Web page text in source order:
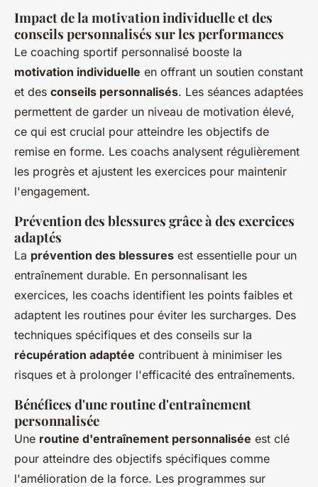
Impact de la motivation individuelle et des
conseils personnalisés sur les performances
Le coaching sportif personnalisé booste la
motivation individuelle en offrant un soutien constant
et des conseils personnalisés. Les séances adaptées
permettent de garder un niveau de motivation élevé,
ce qui est crucial pour atteindre les objectifs de
remise en forme. Les coachs analysent régulièrement
les progrès et ajustent les exercices pour maintenir
l'engagement.
Prévention des blessures grâce à des exercices
adaptés
La prévention des blessures est essentielle pour un
entraînement durable. En personnalisant les
exercices, les coachs identifient les points faibles et
adaptent les routines pour éviter les surcharges. Des
techniques spécifiques et des conseils sur la
récupération adaptée contribuent à minimiser les
risques et à prolonger l'efficacité des entraînements.
Bénéfices d'une routine d'entraînement
personnalisée
Une routine d'entraînement personnalisée est clé
pour atteindre des objectifs spécifiques comme
l'amélioration de la force. Les programmes sur